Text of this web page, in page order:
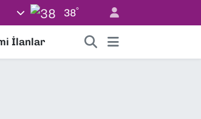
38°
İlanlar